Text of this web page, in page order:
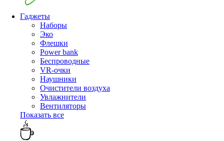
Гаджеты
Наборы
Эко
Флешки
Power bank
Беспроводные
VR-очки
Наушники
Очистители воздуха
Увлажнители
Вентиляторы
Показать все